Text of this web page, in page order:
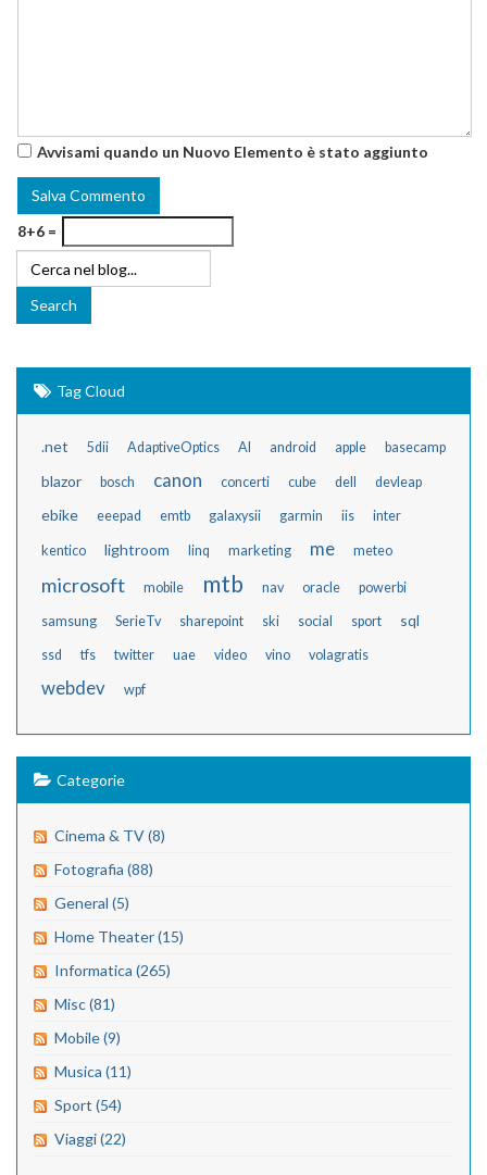
Avvisami quando un Nuovo Elemento è stato aggiunto
8+6 =
Tag Cloud
.net 5dii AdaptiveOptics AI android apple basecamp
blazor bosch canon concerti cube dell devleap
ebike eeepad emtb galaxysii garmin iis inter
kentico lightroom linq marketing me meteo
microsoft mobile mtb nav oracle powerbi
samsung SerieTv sharepoint ski social sport sql
ssd tfs twitter uae video vino volagratis
webdev wpf
Categorie
Cinema & TV (8)
Fotografia (88)
General (5)
Home Theater (15)
Informatica (265)
Misc (81)
Mobile (9)
Musica (11)
Sport (54)
Viaggi (22)